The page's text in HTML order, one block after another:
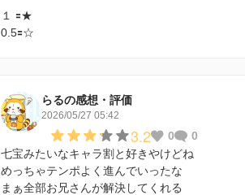
１ 🟰★
0.5🟰☆
らるの感想・評価
2026/05/27 05:42
3.2 0
0
七宝みたいなキャラ割と好きやけどね
めっちゃテンポよく進んでいったな
まぁ全部お兄さんが解決してくれる